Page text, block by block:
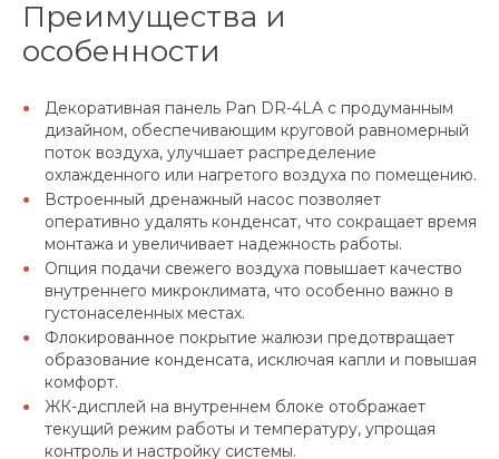
Преимущества и
особенности
Декоративная панель Pan DR-4LA с продуманным
дизайном, обеспечивающим круговой равномерный
поток воздуха, улучшает распределение
охлажденного или нагретого воздуха по помещению.
Встроенный дренажный насос позволяет
оперативно удалять конденсат, что сокращает время
монтажа и увеличивает надежность работы.
Опция подачи свежего воздуха повышает качество
внутреннего микроклимата, что особенно важно в
густонаселенных местах.
Флокированное покрытие жалюзи предотвращает
образование конденсата, исключая капли и повышая
комфорт.
ЖК-дисплей на внутреннем блоке отображает
текущий режим работы и температуру, упрощая
контроль и настройку системы.